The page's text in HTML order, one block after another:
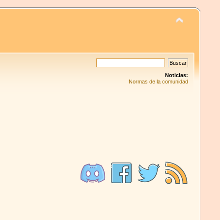
Noticias:
Normas de la comunidad